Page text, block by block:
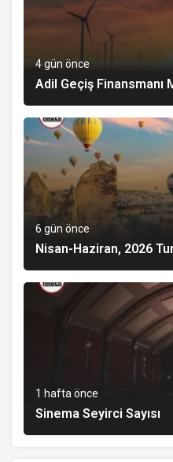
4 gün önce
Adil Geçiş Finansmanı
6 gün önce
Nisan-Haziran, 2026
1 hafta önce
Sinema Seyirci Sayısı